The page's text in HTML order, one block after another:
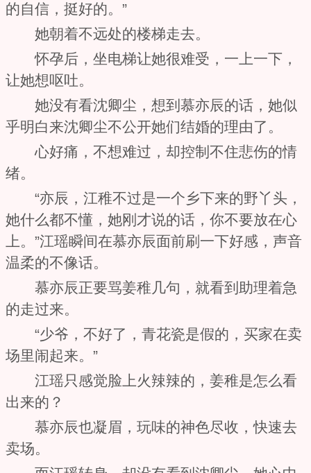
的自信，挺好的。”
她朝着不远处的楼梯走去。
怀孕后，坐电梯让她很难受，一上一下，
让她想呕吐。
她没有看沈卿尘，想到慕亦辰的话，她似
乎明白来沈卿尘不公开她们结婚的理由了。
心好痛，不想难过，却控制不住悲伤的情
绪。
“亦辰，江稚不过是一个乡下来的野丫头，
她什么都不懂，她刚才说的话，你不要放在心
上。”江瑶瞬间在慕亦辰面前刷一下好感，声音
温柔的不像话。
慕亦辰正要骂姜稚几句，就看到助理着急
的走过来。
“少爷，不好了，青花瓷是假的，买家在卖
场里闹起来。”
江瑶只感觉脸上火辣辣的，姜稚是怎么看
出来的？
慕亦辰也凝眉，玩味的神色尽收，快速去
卖场。